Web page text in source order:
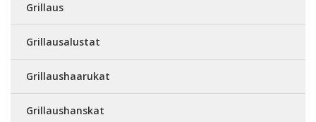
Grillaus
Grillausalustat
Grillaushaarukat
Grillaushanskat